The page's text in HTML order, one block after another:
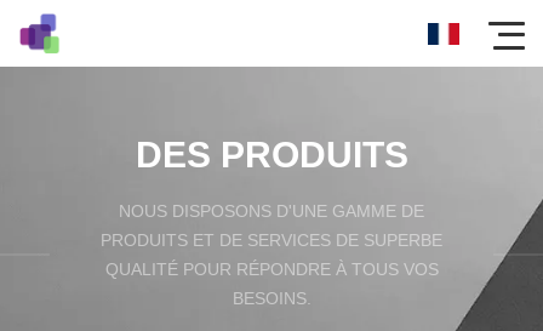
DES PRODUITS
NOUS DISPOSONS D'UNE GAMME DE
PRODUITS ET DE SERVICES DE SUPERBE
QUALITÉ POUR RÉPONDRE À TOUS VOS
BESOINS.